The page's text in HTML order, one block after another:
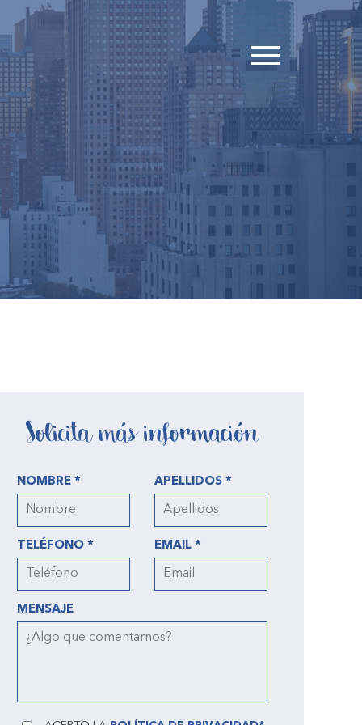
Solicita más información
NOMBRE * APELLIDOS *
TELÉFONO * EMAIL *
MENSAJE